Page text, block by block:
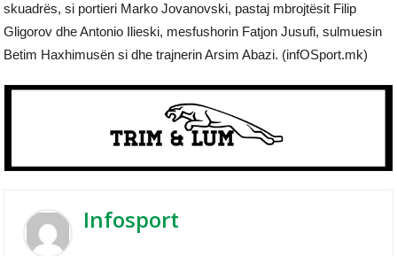
skuadrës, si portieri Marko Jovanovski, pastaj mbrojtësit Filip
Gligorov dhe Antonio Ilieski, mesfushorin Fatjon Jusufi, sulmuesin
Betim Haxhimusën si dhe trajnerin Arsim Abazi. (infOSport.mk)
Infosport